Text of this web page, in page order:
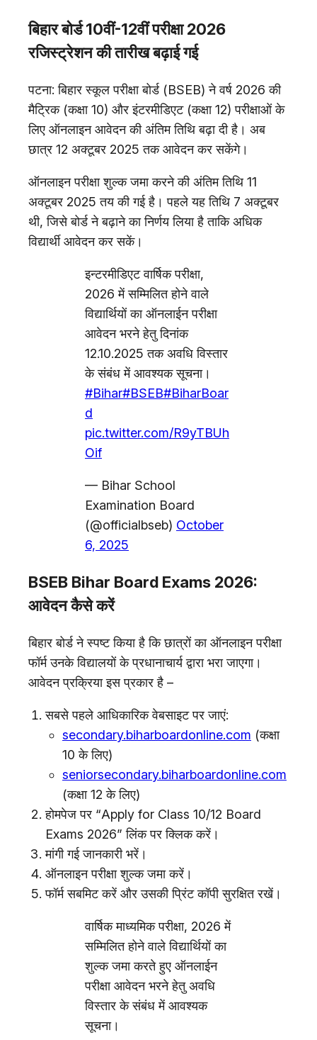
बिहार बोर्ड 10वीं-12वीं परीक्षा 2026
रजिस्ट्रेशन की तारीख बढ़ाई गई
पटना: बिहार स्कूल परीक्षा बोर्ड (BSEB) ने वर्ष 2026 की
मैट्रिक (कक्षा 10) और इंटरमीडिएट (कक्षा 12) परीक्षाओं के
लिए ऑनलाइन आवेदन की अंतिम तिथि बढ़ा दी है। अब
छात्र 12 अक्टूबर 2025 तक आवेदन कर सकेंगे।
ऑनलाइन परीक्षा शुल्क जमा करने की अंतिम तिथि 11
अक्टूबर 2025 तय की गई है। पहले यह तिथि 7 अक्टूबर
थी, जिसे बोर्ड ने बढ़ाने का निर्णय लिया है ताकि अधिक
विद्यार्थी आवेदन कर सकें।
इन्टरमीडिएट वार्षिक परीक्षा,
2026 में सम्मिलित होने वाले
विद्यार्थियों का ऑनलाईन परीक्षा
आवेदन भरने हेतु दिनांक
12.10.2025 तक अवधि विस्तार
के संबंध में आवश्यक सूचना।
#Bihar#BSEB#BiharBoar
d
pic.twitter.com/R9yTBUh
Oif
— Bihar School
Examination Board
(@officialbseb) October
6, 2025
BSEB Bihar Board Exams 2026:
आवेदन कैसे करें
बिहार बोर्ड ने स्पष्ट किया है कि छात्रों का ऑनलाइन परीक्षा
फॉर्म उनके विद्यालयों के प्रधानाचार्य द्वारा भरा जाएगा।
आवेदन प्रक्रिया इस प्रकार है –
सबसे पहले आधिकारिक वेबसाइट पर जाएं:
secondary.biharboardonline.com (कक्षा
10 के लिए)
seniorsecondary.biharboardonline.com
(कक्षा 12 के लिए)
होमपेज पर “Apply for Class 10/12 Board
Exams 2026” लिंक पर क्लिक करें।
मांगी गई जानकारी भरें।
ऑनलाइन परीक्षा शुल्क जमा करें।
फॉर्म सबमिट करें और उसकी प्रिंट कॉपी सुरक्षित रखें।
वार्षिक माध्यमिक परीक्षा, 2026 में
सम्मिलित होने वाले विद्यार्थियों का
शुल्क जमा करते हुए ऑनलाईन
परीक्षा आवेदन भरने हेतु अवधि
विस्तार के संबंध में आवश्यक
सूचना।